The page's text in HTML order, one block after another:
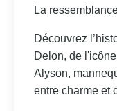
La
Découvrez
Delon, de
Alyson,
entre charme et